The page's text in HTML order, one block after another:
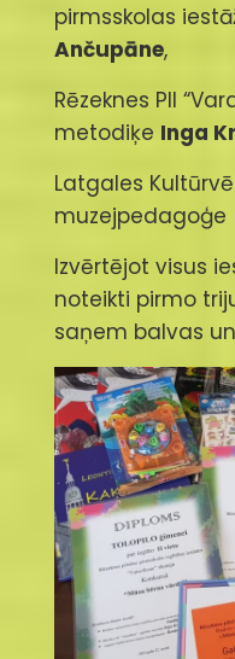
pirmsskolas
Ančupāne,
Rēzeknes PII
metodiķe Inga
Latgales
muzejpedagoģe
Izvērtējot visus
noteikti pirmo
saņem balvas